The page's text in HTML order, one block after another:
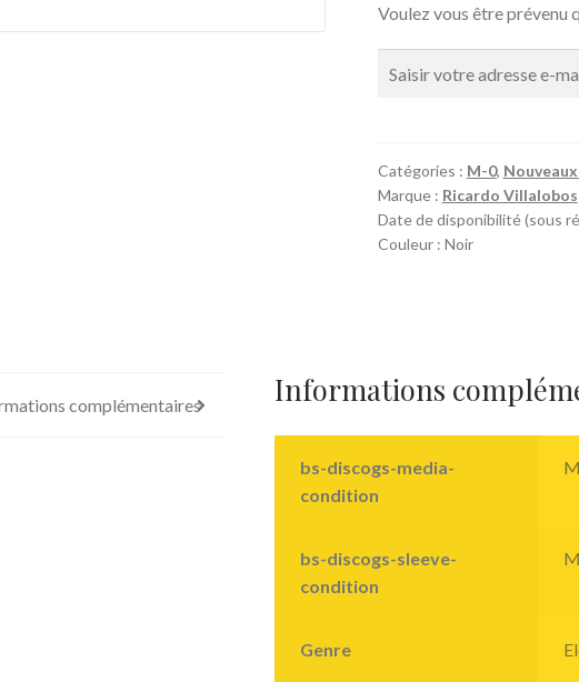
Voulez vous être prévenu
Catégories : M-0,
Marque : Ricardo Villalobos
Date de disponibilité (sous
Couleur : Noir
complémentaires Informations
bs-discogs-media-
condition
bs-discogs-sleeve-
condition
Genre